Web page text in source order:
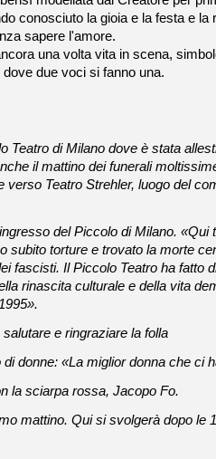
conosciuto la gioia e la festa e la
sapere l'amore.
una volta vita in scena,
due voci si fanno una.
Teatro di Milano dove è stata
il mattino dei funerali
verso Teatro Strehler, luogo del
del Piccolo di Milano. «Qui
subito torture e trovato la morte
fascisti. Il Piccolo Teatro ha fatto
rinascita culturale e della vita
e ringraziare la folla
donne: «La miglior donna che ci
la sciarpa rossa, Jacopo Fo.
mattino. Qui si svolgerà dopo le